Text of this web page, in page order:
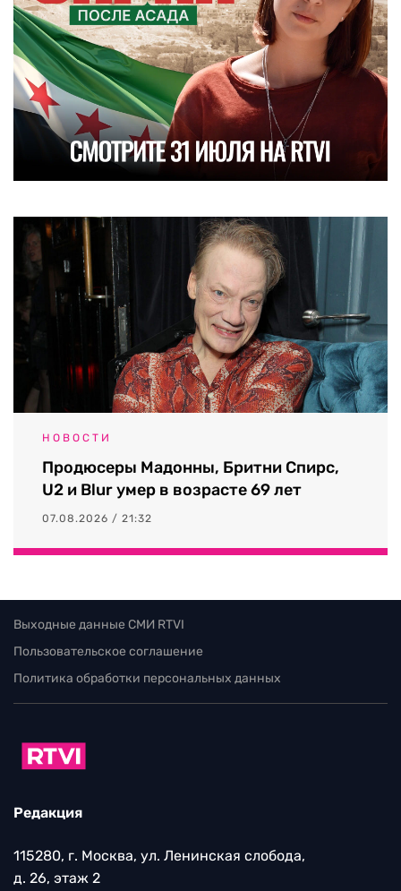
НОВОСТИ
Продюсеры Мадонны, Бритни Спирс,
U2 и Blur умер в возрасте 69 лет
07.08.2026 / 21:32
Выходные данные СМИ RTVI
Пользовательское соглашение
Политика обработки персональных данных
Редакция
115280, г. Москва, ул. Ленинская слобода,
д. 26, этаж 2